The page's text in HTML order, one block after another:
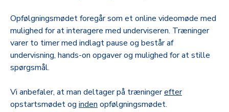
Opfølgningsmødet foregår som et online videomøde med
mulighed for at interagere med underviseren. Træninger
varer to timer med indlagt pause og består af
undervisning, hands-on opgaver og mulighed for at stille
spørgsmål.
Vi anbefaler, at man deltager på træningerefter
opstartsmødet og inden opfølgningsmødet.